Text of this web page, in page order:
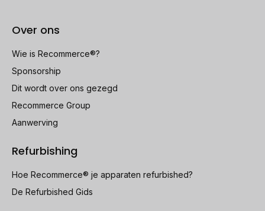
Over ons
Wie is Recommerce®?
Sponsorship
Dit wordt over ons gezegd
Recommerce Group
Aanwerving
Refurbishing
Hoe Recommerce® je apparaten refurbished?
De Refurbished Gids